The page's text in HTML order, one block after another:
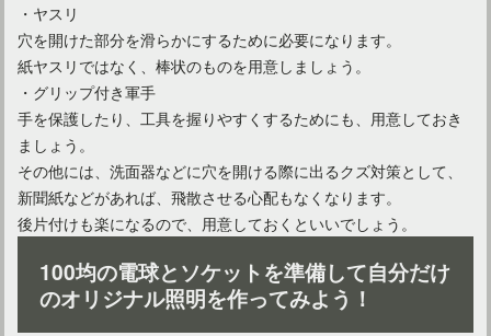
・ヤスリ
穴を開けた部分を滑らかにするために必要になります。
紙ヤスリではなく、棒状のものを用意しましょう。
・グリップ付き軍手
手を保護したり、工具を握りやすくするためにも、用意しておき
ましょう。
その他には、洗面器などに穴を開ける際に出るクズ対策として、
新聞紙などがあれば、飛散させる心配もなくなります。
後片付けも楽になるので、用意しておくといいでしょう。
100均の電球とソケットを準備して自分だけ
のオリジナル照明を作ってみよう！